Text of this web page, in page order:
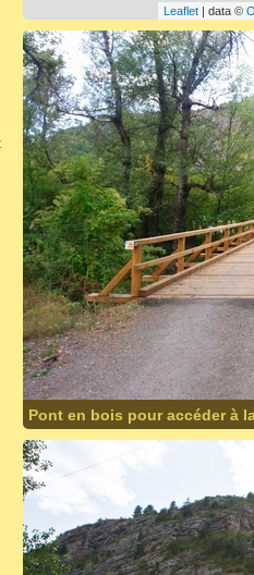
Leaflet| data ©
Pont en bois pour accéder à